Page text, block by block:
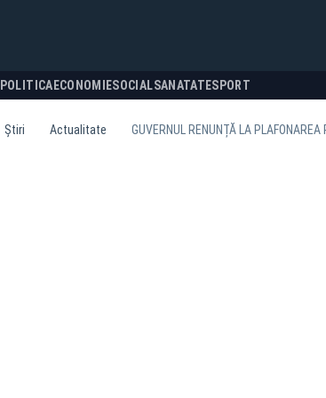
POLITICA ECONOMIESOCIALSANATATESPORT
Știri Actualitate GUVERNUL RENUNȚĂ LA